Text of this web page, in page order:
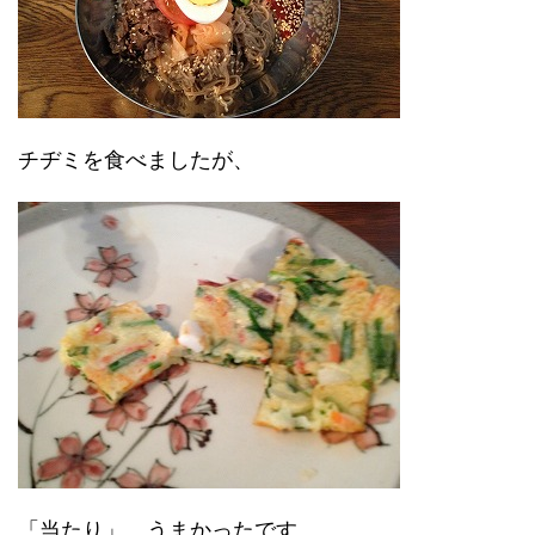
チヂミを食べましたが、
「当たり」。うまかったです。